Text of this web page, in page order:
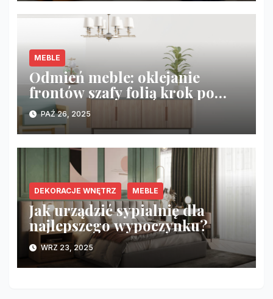
MEBLE
Odmień meble: oklejanie
frontów szafy folią krok po
kroku
PAŹ 26, 2025
DEKORACJE WNĘTRZ MEBLE
Jak urządzić sypialnię dla
najlepszego wypoczynku?
WRZ 23, 2025